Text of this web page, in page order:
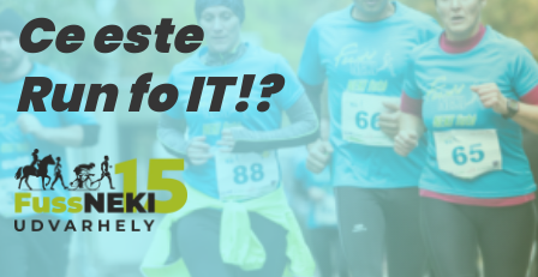
Ce este
Run fo IT!?